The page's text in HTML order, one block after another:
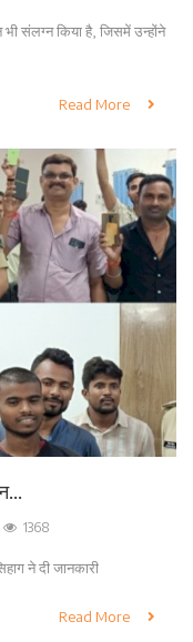
संलग्न किया है, जिसमें उन्होंने
Read More
1368
ने दी जानकारी
Read More